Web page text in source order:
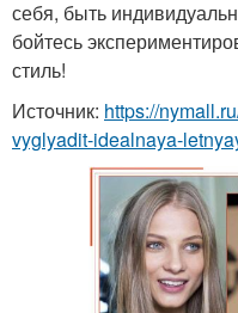
себя, быть
бойтесь
стиль!
Источник: https://
vyglyadit-idealnaya-